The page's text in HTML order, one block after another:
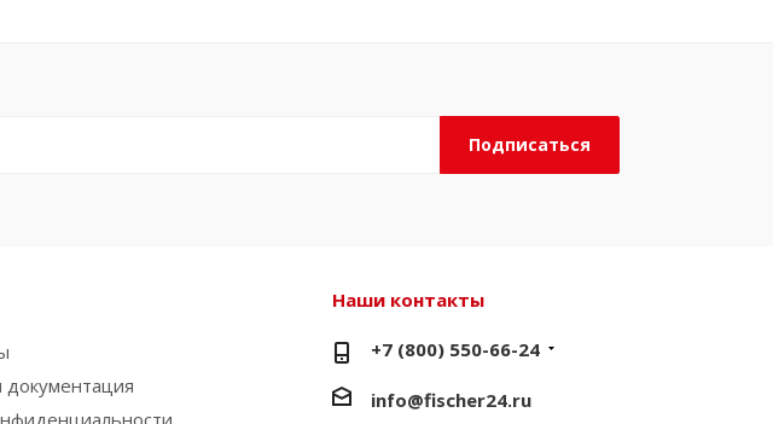
документация
Наши контакты
+7 (800) 550-66-24
info@fischer24.ru